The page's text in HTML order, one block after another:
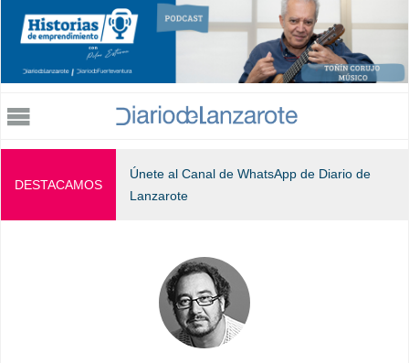
Jump to navigation
DESTACAMOS
Únete al Canal de WhatsApp de Diario de
Lanzarote